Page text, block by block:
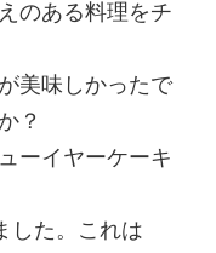
のある料理をチ
美味しかったで
？
ーイヤーケーキ
した。これは